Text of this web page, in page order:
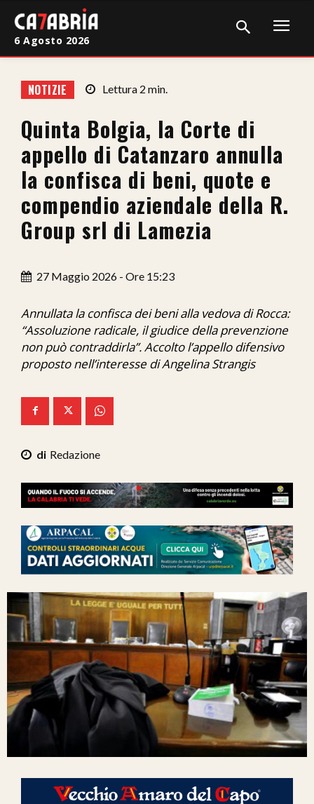
Cronaca
Giudiziaria
Politica
Sport
Attualità
Ita-Mondo
C7 Play
Mix Zone
6 Agosto 2026
NOTIZIE Lettura 2 min.
Quinta Bolgia, la Corte di
appello di Catanzaro annulla
la confisca di beni, quote e
compendio aziendale della R.
Group srl di Lamezia
27 Maggio 2026 - Ore 15:23
Annullata la confisca dei beni alla vedova di Rocca:
“Assoluzione radicale, il giudice della prevenzione
non può contraddirla”. Accolto l’appello difensivo
proposto nell’interesse di Angelina Strangis
Redazione